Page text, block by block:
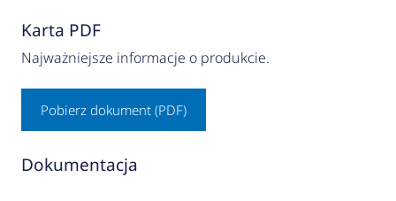
Karta PDF
Najważniejsze informacje o produkcie.
Pobierz dokument (PDF)
Dokumentacja